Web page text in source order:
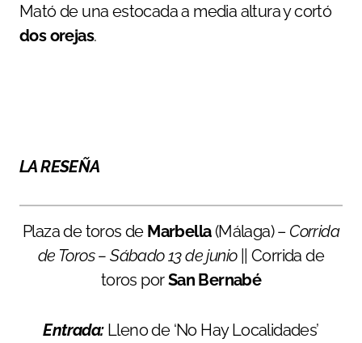
Mató de una estocada a media altura y cortó
dos orejas.
LA RESEÑA
Plaza de toros de Marbella (Málaga) – Corrida
de Toros – Sábado 13 de junio
|| Corrida de
toros porSan Bernabé
Entrada:Lleno de ‘No Hay Localidades’